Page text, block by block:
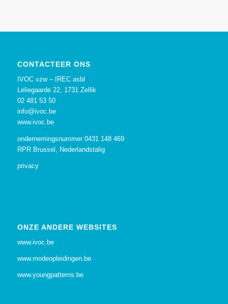
CONTACTEER ONS
IVOC vzw – IREC asbl
Leliegaarde 22, 1731 Zellik
02 481 53 50
info@ivoc.be
www.ivoc.be
ondernemingsnummer 0431 148 469
RPR Brussel, Nederlandstalig
privacy
ONZE ANDERE WEBSITES
www.ivoc.be
www.modeopleidingen.be
www.youngpatterns.be